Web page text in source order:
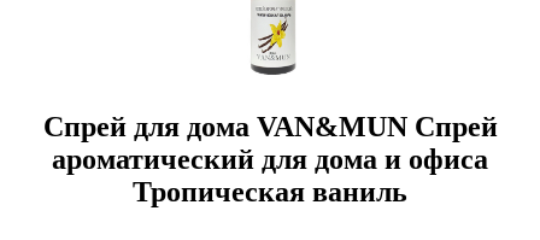
Спрей для дома VAN&MUN Спрей
ароматический для дома и офиса
Тропическая ваниль